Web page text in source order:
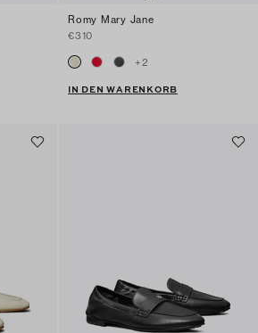
Romy Mary Jane
€310
+2
IN DEN WARENKORB